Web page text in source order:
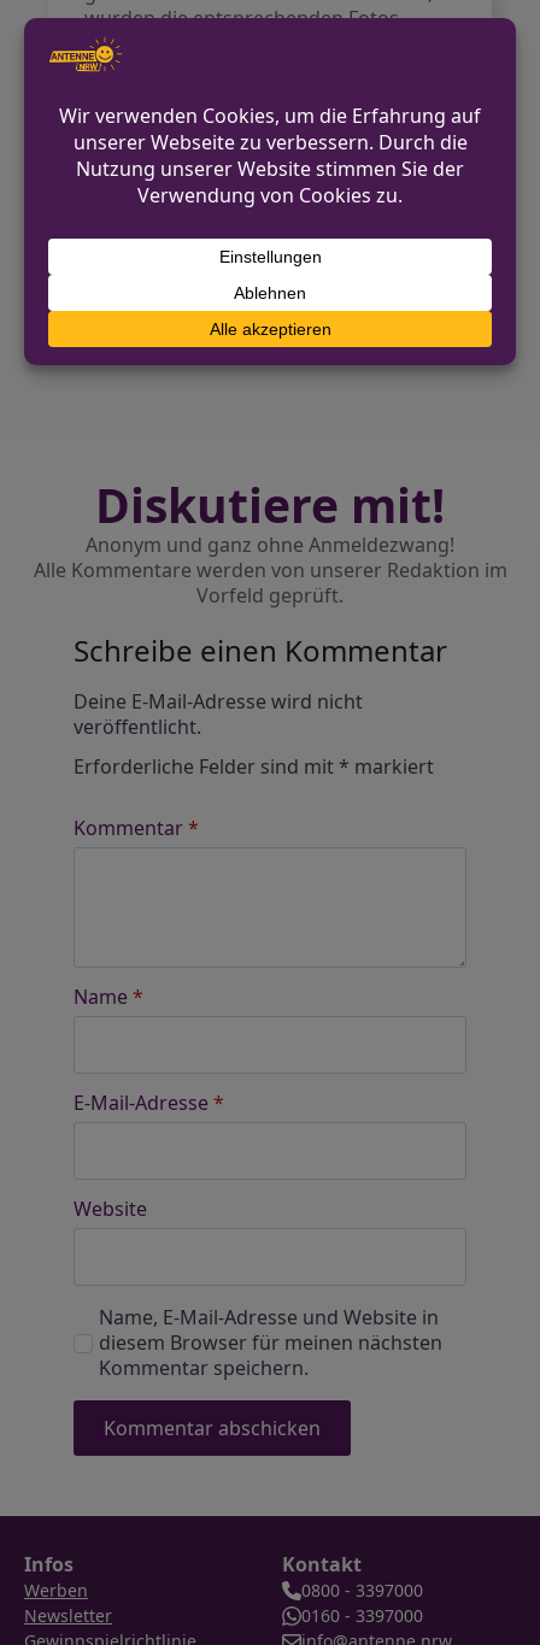
wurden die entsprechenden Fotos
veröffentlicht. Zeugen, die Hinweise zu
den Tatverdächtigen oder deren
gebeten, sich zu melden.
VORHERIGER BEITRAG
Mädchen stürzt mit Cityroller – Polizei sucht
Beteiligte und Zeugen
NÄCHSTER BEITRAG
Zeugen beobachten mutmaßlichen
Motorraddiebstahl
Diskutiere mit!
Anonym und ganz ohne Anmeldezwang!
Alle Kommentare werden von unserer Redaktion im
Vorfeld geprüft.
Schreibe einen Kommentar
Deine E-Mail-Adresse wird nicht
veröffentlicht.
Erforderliche Felder sind mit* markiert
Kommentar*
Name *
E-Mail-Adresse *
Website
Name, E-Mail-Adresse und Website in
diesem Browser für meinen nächsten
Kommentar speichern.
Infos
Werben
Newsletter
Kontakt
0800 - 3397000
0160 - 3397000